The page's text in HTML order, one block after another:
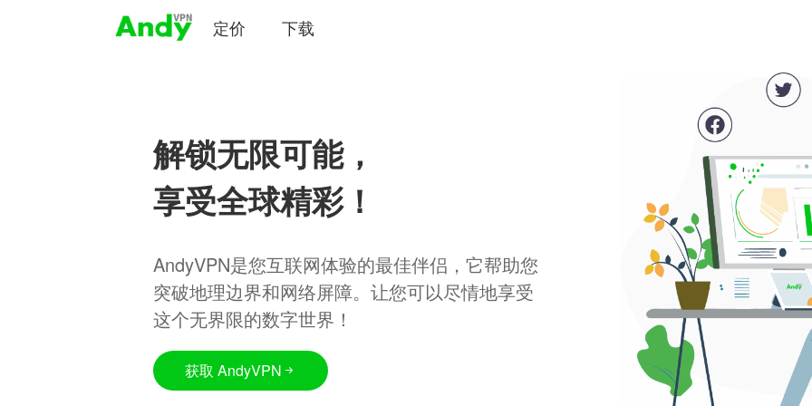
定价 下载
解锁无限可能，
享受全球精彩！
AndyVPN是您互联网体验的最佳伴侣，它帮助您
突破地理边界和网络屏障。让您可以尽情地享受
这个无界限的数字世界！
获取 AndyVPN